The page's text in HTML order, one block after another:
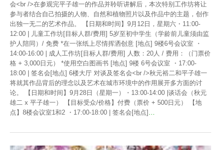
会<br />在参观完平子雄一的作品并聆听讲解后，本次特别工作坊将让
参与者结合自己拍摄的人物、自然和植物照片以及作品中的主题，创作
出独一无二的艺术作品。 【日期和时间】9月12日，星期六・11:00-
12:00 | 儿童工作坊[目标人群/费用] 5岁至初中学生（学龄前儿童须由监
护人陪同）/ 免费 *在一张纸上尽情挥洒创意 [地点] 9楼6号会议室 ・
14:00-16:00 | 成人工作坊[目标人群/费用] 人数：20人 / 费用：（门票价
格 + 3,000日元） *使用空白图画书 [地点] 9楼 6号会议室 ・17:00-
18:00 | 签名会[地点] 6楼大厅 对谈及签名会<br />秋元裕二和平子雄一
将就其作品背后的理念以及艺术在城市环境中的作用展开多方面的讨
论。 【日期和时间】9月28日（星期一）・13:00-14:00 |谈话会（秋元
雄二 x 平子雄一） 【目标受众/价格】付费（票价 + 500日元） 【地
点】8楼会议室1和2 ・17:00-18:00 | 签名会[地点] …